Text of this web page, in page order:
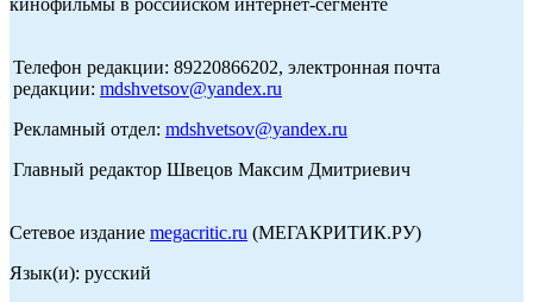
кинофильмы в российском интернет-сегменте
Телефон редакции: 89220866202, электронная почта
редакции: mdshvetsov@yandex.ru
Рекламный отдел: mdshvetsov@yandex.ru
Главный редактор Швецов Максим Дмитриевич
Сетевое издание megacritic.ru (МЕГАКРИТИК.РУ)
Язык(и): русский